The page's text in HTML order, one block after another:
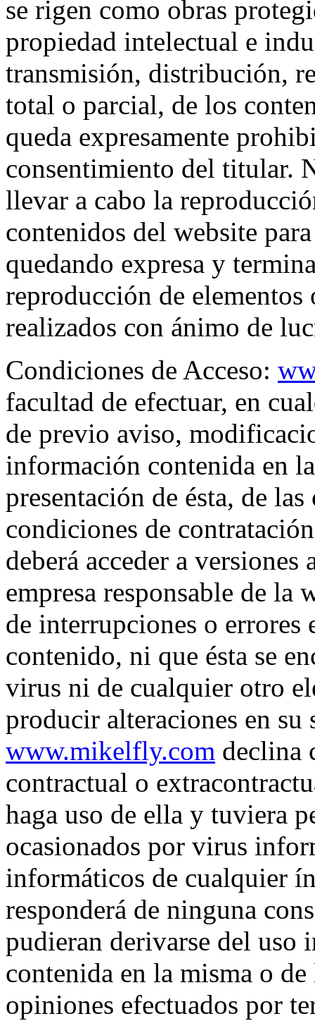
se rigen como obras
propiedad intelectual e
transmisión, distribución,
total o parcial, de los
queda expresamente
consentimiento del titular.
llevar a cabo la
contenidos del website
quedando expresa y
reproducción de elementos
realizados con ánimo de
Condiciones de Acceso:
facultad de efectuar, en
de previo aviso,
información contenida en
presentación de ésta, de
condiciones de
deberá acceder a
empresa responsable de la
de interrupciones o errores
contenido, ni que ésta se
virus ni de cualquier otro
producir alteraciones en
www.mikelfly.com declina
contractual o
haga uso de ella y tuviera
ocasionados por virus
informáticos de cualquier
responderá de ninguna
pudieran derivarse del uso
contenida en la misma o
opiniones efectuados por